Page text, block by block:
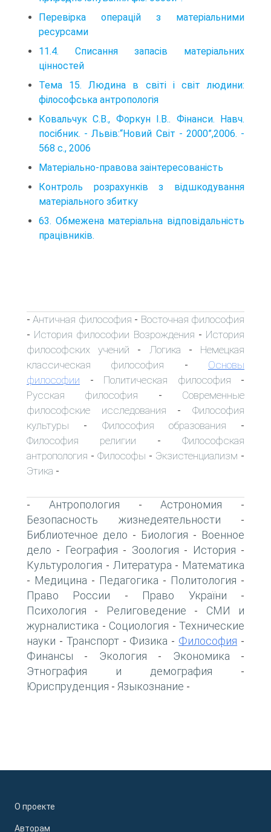
Перевірка операцій з матеріальними
ресурсами
11.4. Списання запасів матеріальних
цінностей
Тема 15. Людина в світі і світ людини:
філософська антропологія
Ковальчук С.В., Форкун І.В.. Фінанси. Навч.
посібник. - Львів:“Новий Світ - 2000”,2006. -
568 с., 2006
Матеріально-правова заінтересованість
Контроль розрахунків з відшкодування
матеріального збитку
63. Обмежена матеріальна відповідальність
працівників.
-Античная философия - Восточная философия
- История философии Возрождения - История
философских учений - Логика - Немецкая
классическая философия - Основы
философии - Политическая философия -
Русская философия - Современные
философские исследования -Философия
культуры - Философия образования -
Философия религии - Философская
антропология - Философы - Экзистенциализм -
Этика -
- Антропология -Астрономия -
Безопасность жизнедеятельности -
Библиотечное дело - Биология - Военное
дело - География - Зоология - История -
Культурология - Литература - Математика
- Медицина - Педагогика - Политология -
Право России - Право України -
Психология - Религоведение - СМИ и
журналистика - Социология - Технические
науки - Транспорт- Физика - Философия -
Финансы - Экология - Экономика -
Этнография и демография -
Юриспруденция - Языкознание -
О проекте
Авторам